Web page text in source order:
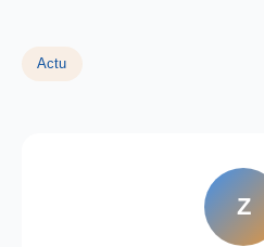
Actu
Z